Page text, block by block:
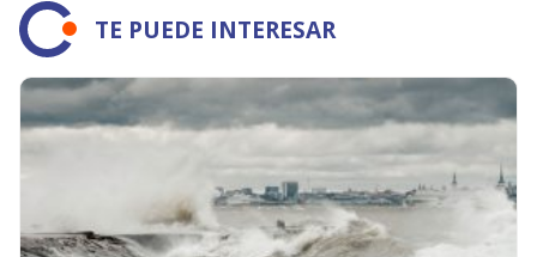
TE PUEDE INTERESAR